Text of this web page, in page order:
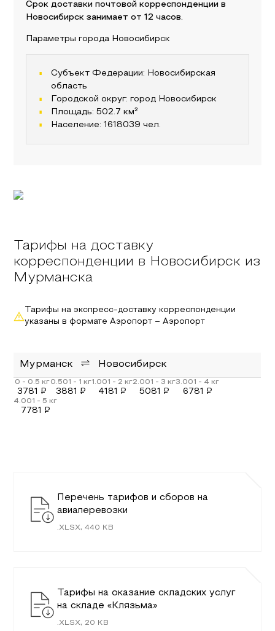
Срок доставки почтовой корреспонденции в
Новосибирск занимает от 12 часов.
Параметры города Новосибирск
Субъект Федерации:
Новосибирская
область
Городской округ:город Новосибирск
Площадь:502.7 км²
Население:1618039 чел.
Тарифы на доставку
корреспонденции в Новосибирск из
Мурманска
Тарифы на экспресс-доставку корреспонденции
указаны в формате Аэропорт – Аэропорт
Мурманск Новосибирск
3781 ₽ 3881 ₽ 4181 ₽ 5081 ₽ 6781 ₽
7781 ₽
Перечень тарифов и сборов на
авиаперевозки
. XLSX,440 KB
Тарифы на оказание складских услуг
на складе «Клязьма»
. XLSX, 20 KB